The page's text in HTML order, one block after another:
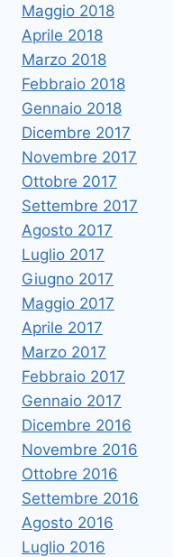
Maggio 2018
Aprile 2018
Marzo 2018
Febbraio 2018
Gennaio 2018
Dicembre 2017
Novembre 2017
Ottobre 2017
Settembre 2017
Agosto 2017
Luglio 2017
Giugno 2017
Maggio 2017
Aprile 2017
Marzo 2017
Febbraio 2017
Gennaio 2017
Dicembre 2016
Novembre 2016
Ottobre 2016
Settembre 2016
Agosto 2016
Luglio 2016